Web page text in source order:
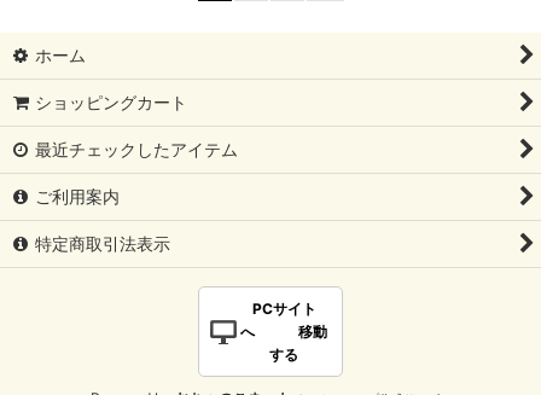
ホーム
ショッピングカート
最近チェックしたアイテム
ご利用案内
特定商取引法表示
PCサイト
へ 移動
する